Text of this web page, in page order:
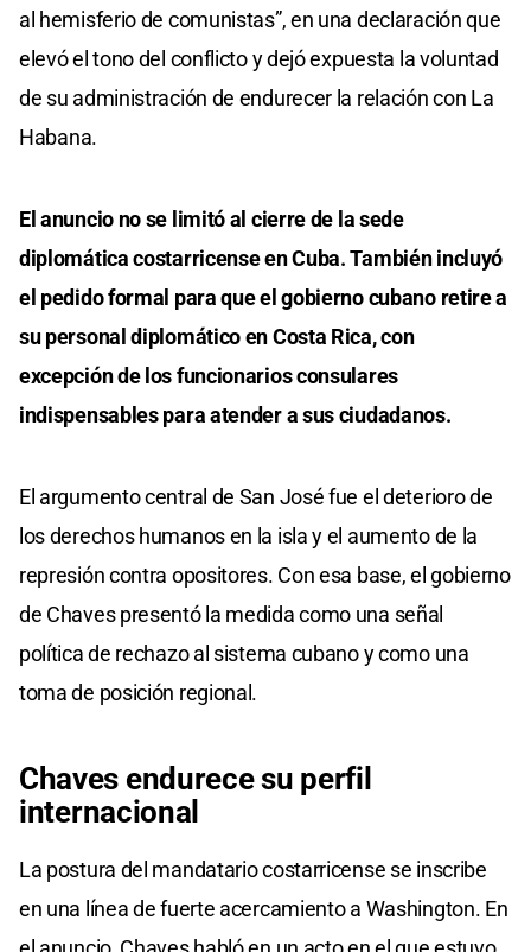
al hemisferio de comunistas”, en una declaración que
elevó el tono del conflicto y dejó expuesta la voluntad
de su administración de endurecer la relación con La
Habana.
El anuncio no se limitó al cierre de la sede
diplomática costarricense en Cuba. También incluyó
el pedido formal para que el gobierno cubano retire a
su personal diplomático en Costa Rica, con
excepción de los funcionarios consulares
indispensables para atender a sus ciudadanos.
El argumento central de San José fue el deterioro de
los derechos humanos en la isla y el aumento de la
represión contra opositores. Con esa base, el gobierno
de Chaves presentó la medida como una señal
política de rechazo al sistema cubano y como una
toma de posición regional.
Chaves endurece su perfil
internacional
La postura del mandatario costarricense se inscribe
en una línea de fuerte acercamiento a Washington. En